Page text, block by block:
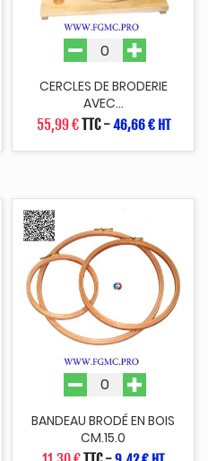
CERCLES DE BRODERIE
AVEC...
55,99 €TTC-46,66 € HT
BANDEAU BRODÉ EN BOIS
CM.15.0